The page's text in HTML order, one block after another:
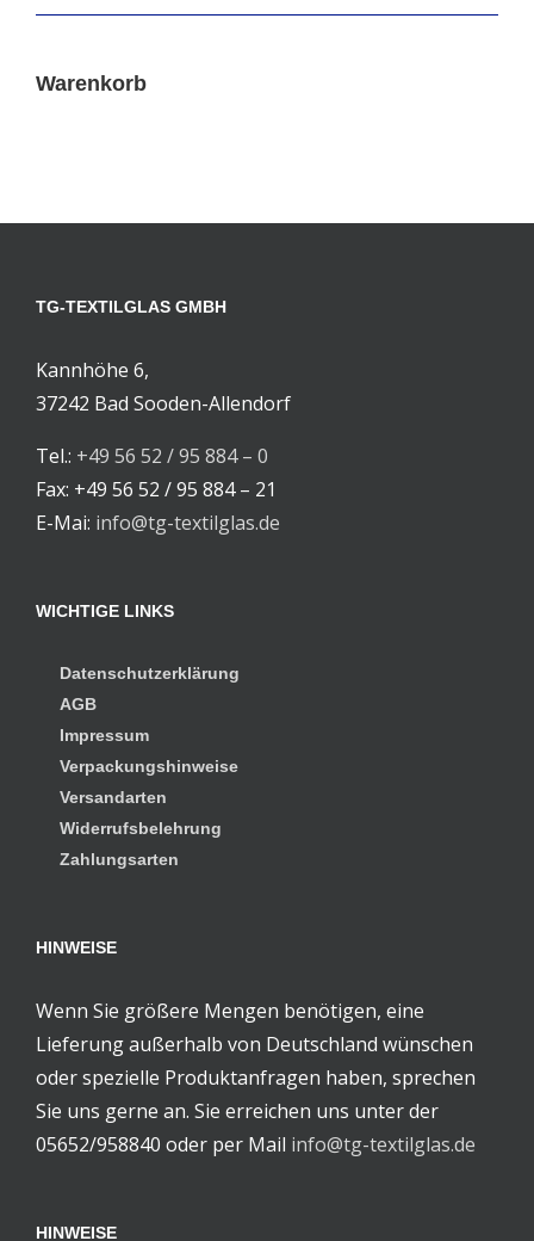
Warenkorb
TG-TEXTILGLAS GMBH
Kannhöhe 6,
37242 Bad Sooden-Allendorf
Tel.: +49 56 52 / 95 884 – 0
Fax: +49 56 52 / 95 884 – 21
E-Mai: info@tg-textilglas.de
WICHTIGE LINKS
Datenschutzerklärung
AGB
Impressum
Verpackungshinweise
Versandarten
Widerrufsbelehrung
Zahlungsarten
HINWEISE
Wenn Sie größere Mengen benötigen, eine
Lieferung außerhalb von Deutschland wünschen
oder spezielle Produktanfragen haben, sprechen
Sie uns gerne an. Sie erreichen uns unter der
05652/958840 oder per Mail info@tg-textilglas.de
HINWEISE